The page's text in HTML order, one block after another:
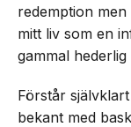
redemption
mitt liv som en
gammal hederlig
Förstår
bekant med